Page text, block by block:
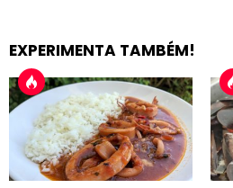
EXPERIMENTA TAMBÉM!